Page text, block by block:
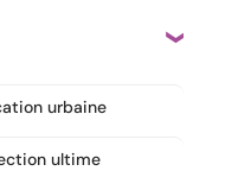
urbaine
ultime